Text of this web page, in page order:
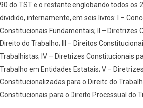
90 do TST e o restante englobando todos os
dividido, internamente, em seis livros: I –
Constitucionais Fundamentais; II – Diretrizes
Direito do Trabalho; III – Direitos
Trabalhistas; IV – Diretrizes Constitucionais
Trabalho em Entidades Estatais; V –
Constitucionalizadas para o Direito do
Constitucionais para o Direito Processual do